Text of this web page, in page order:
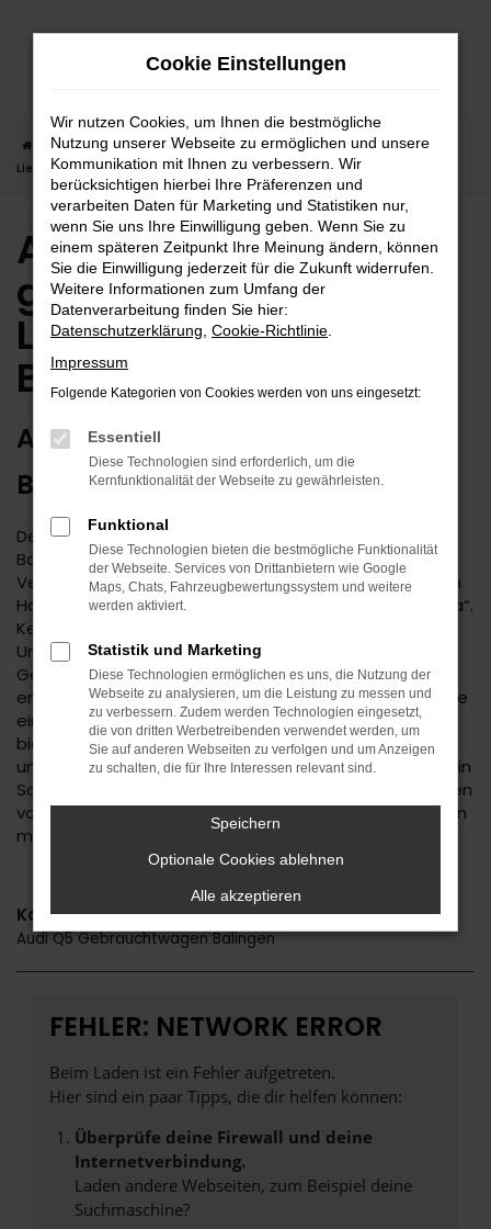
Zum
Startseite Balingen Audi
Audi Q5 in Balingen günstig kaufen |
Lieferservice nach Balingen
Audi Q5 in Balingen
günstig kaufen |
Lieferservice nach
Balingen
AUDI Q5 – ERSTKLASSIG FÜR
BALINGEN GEEIGNET
Der Audi Q5 ist eine kluge Wahl für Ihre Mobilität in
Balingen. Bei diesem Fahrzeug gehen
Vernunftsargumente und emotionale Aspekte Hand in
Hand und geben beide den Ausschlag für ein klares „Ja“.
Kennzeichnend für den Audi Q5 ist die Ausstattung.
Unabhängig davon, ob Sie sich für einen
Gebrauchtwagen und damit für ein älteres Baujahr
entscheiden oder einen Neuwagen wählen erhalten Sie
ein rundum tadelloses Modell. Wir vom Autohaus Daub
bieten Ihnen den Audi Q5 zu einem exzellenten Preis
und ermöglichen zudem immer wieder das Einsteigen in
Sondermodelle. Wenn Sie Ihre Mobilität auf den Straßen
von Balingen und Umgebung auf ein neues Level heben
möchten, ist der Audi Q5 bestens geeignet.
Kategorie
Audi Q5 Gebrauchtwagen Balingen
FEHLER: NETWORK ERROR
Beim Laden ist ein Fehler aufgetreten.
Hier sind ein paar Tipps, die dir helfen können:
Überprüfe deine Firewall und deine
Internetverbindung.
Laden andere Webseiten, zum Beispiel deine
Suchmaschine?
Cookie Einstellungen
Wir nutzen Cookies, um Ihnen die bestmögliche
Nutzung unserer Webseite zu ermöglichen und unsere
Kommunikation mit Ihnen zu verbessern. Wir
berücksichtigen hierbei Ihre Präferenzen und
verarbeiten Daten für Marketing und Statistiken nur,
wenn Sie uns Ihre Einwilligung geben. Wenn Sie zu
einem späteren Zeitpunkt Ihre Meinung ändern, können
Sie die Einwilligung jederzeit für die Zukunft widerrufen.
Weitere Informationen zum Umfang der
Datenverarbeitung finden Sie hier:
Datenschutzerklärung Cookie-Richtlinie
Impressum
Folgende Kategorien von Cookies werden von uns eingesetzt:
Essentiell
Diese Technologien sind erforderlich, um die
Kernfunktionalität der Webseite zu gewährleisten.
Funktional
Diese Technologien bieten die bestmögliche Funktionalität
der Webseite. Services von Drittanbietern wie Google
Maps, Chats, Fahrzeugbewertungssystem und weitere
werden aktiviert.
Statistik und Marketing
Diese Technologien ermöglichen es uns, die Nutzung der
Webseite zu analysieren, um die Leistung zu messen und
zu verbessern. Zudem werden Technologien eingesetzt,
die von dritten Werbetreibenden verwendet werden, um
Sie auf anderen Webseiten zu verfolgen und um Anzeigen
zu schalten, die für Ihre Interessen relevant sind.
Speichern
Optionale Cookies ablehnen
Alle akzeptieren